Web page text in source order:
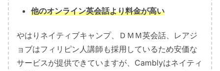
他のオンライン英会話より料金が高い
やはりネイティブキャンプ、ＤＭＭ英会話、レアジ
ョブはフィリピン人講師も採用しているため安価な
サービスが提供できていますが、Camblyはネイティ